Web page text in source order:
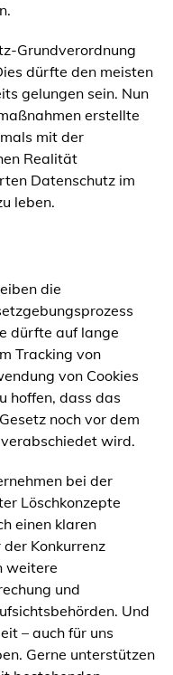
Grundverordnung
dürfte den meisten
gelungen sein. Nun
erstellte
mit der
Realität
Datenschutz im
leben.
die
dürfte auf lange
Tracking von
von Cookies
hoffen, dass das
noch vor dem
wird.
bei der
Löschkonzepte
einen klaren
Konkurrenz
weitere
und
Und
– auch für uns
Gerne unterstützen